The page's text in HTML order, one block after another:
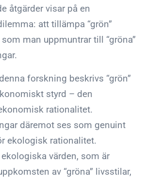
åtgärder visar på en
att tillämpa “grön”
man uppmuntrar till “gröna”
forskning beskrivs “grön”
styrd – den
rationalitet.
däremot ses som genuint
ekologisk rationalitet.
värden, som är
av “gröna” livsstilar,